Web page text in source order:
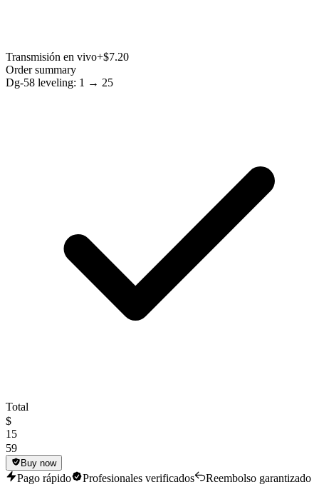
Transmisión en vivo+$7.20
Order summary
Dg-58 leveling: 1 → 25
Total
$
15
59
Buy now
Pago rápido Profesionales verificados Reembolso garantizado